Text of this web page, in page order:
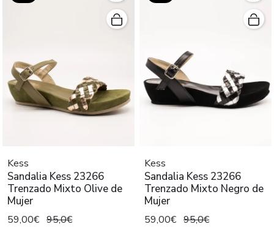
Kess
Sandalia Kess 23266
Trenzado Mixto Olive de
Mujer
59,00€ 95,0€
Kess
Sandalia Kess 23266
Trenzado Mixto Negro de
Mujer
59,00€ 95,0€